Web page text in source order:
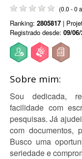
(0.0 - 0
Ranking: 2805817 |
Registrado desde: 09/
Sobre mim:
Sou dedicada,
facilidade com
pesquisas. Já
com documentos,
Busco uma
seriedade e